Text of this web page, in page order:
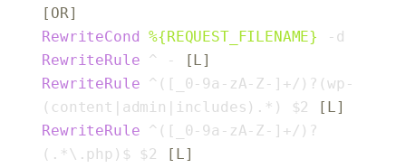
[OR]
RewriteCond %{REQUEST_FILENAME}
RewriteRule ^ -
[L]
RewriteRule ^([_0-9a-zA-Z-]+/)?(wp-
(content|admin|includes).*)
$2
[L]
RewriteRule ^([_0-9a-zA-Z-]+/)?
(.*\.php)$ $2
[L]